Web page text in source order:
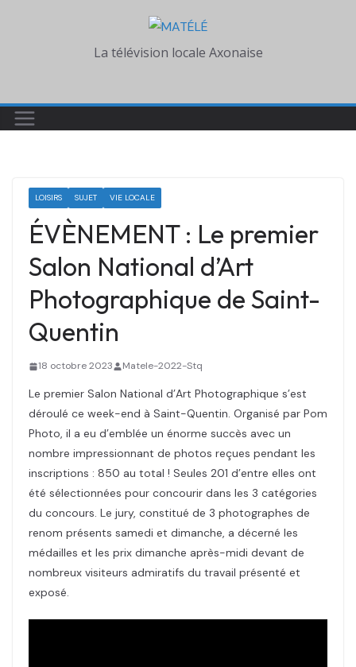
La télévision locale Axonaise
LOISIRS SUJET VIE LOCALE
ÉVÈNEMENT : Le premier
Salon National d’Art
Photographique de Saint-
Quentin
18 octobre 2023 Matele-2022-Stq
Le premier Salon National d’Art Photographique s’est
déroulé ce week-end à Saint-Quentin. Organisé par Pom
Photo, il a eu d’emblée un énorme succès avec un
nombre impressionnant de photos reçues pendant les
inscriptions : 850 au total ! Seules 201 d’entre elles ont
été sélectionnées pour concourir dans les 3 catégories
du concours. Le jury, constitué de 3 photographes de
renom présents samedi et dimanche, a décerné les
médailles et les prix dimanche après-midi devant de
nombreux visiteurs admiratifs du travail présenté et
exposé.